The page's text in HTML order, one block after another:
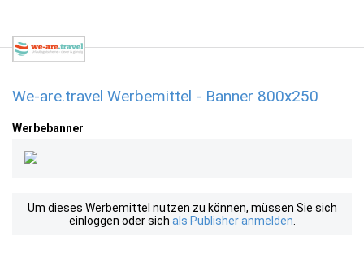
We-are.travel Werbemittel - Banner 800x250
Werbebanner
Um dieses Werbemittel nutzen zu können, müssen Sie sich
einloggen oder sich als Publisher anmelden